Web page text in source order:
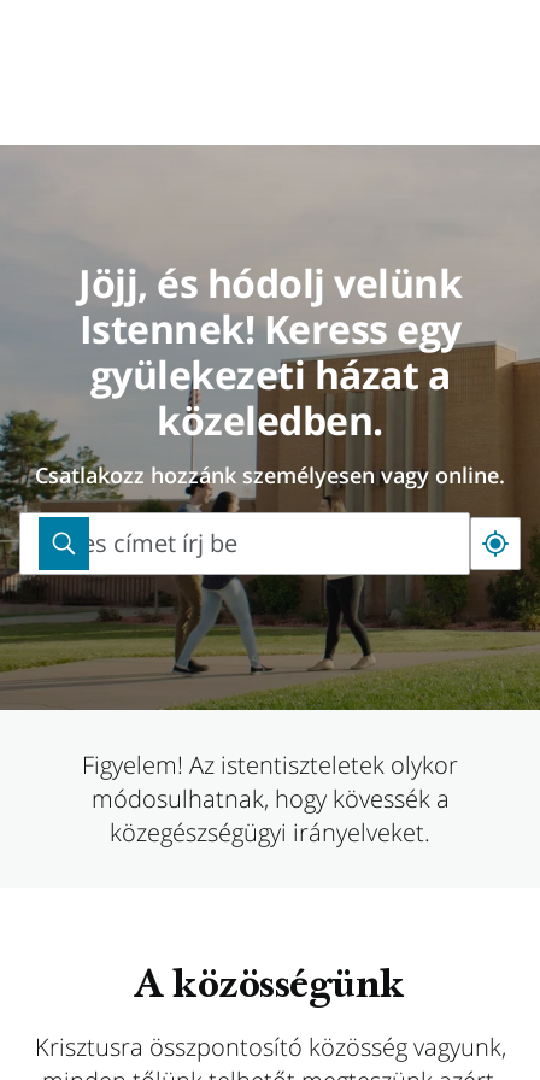
Jöjj, és hódolj velünk
Istennek! Keress egy
gyülekezeti házat a
közeledben.
Csatlakozz hozzánk személyesen vagy online.
Teljes címet írj be
Teljes
címet
írj
be
Figyelem! Az istentiszteletek olykor
módosulhatnak, hogy kövessék a
közegészségügyi irányelveket.
A közösségünk
Krisztusra összpontosító közösség vagyunk,